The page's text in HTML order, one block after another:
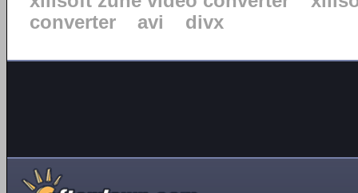
converter
avi divx